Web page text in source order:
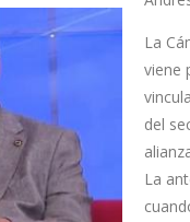
La
viene
del
La